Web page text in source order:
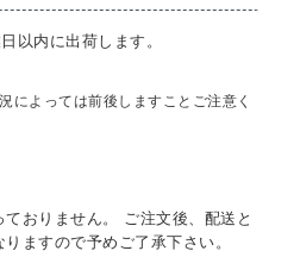
以内に出荷します。
によっては前後しますことご注意く
おりません。 ご注文後、配送と
ますので予めご了承下さい。